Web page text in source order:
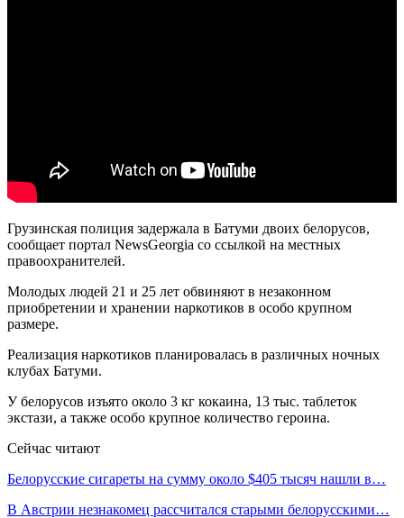
Грузинская полиция задержала в Батуми двоих белорусов,
сообщает портал NewsGeorgia со ссылкой на местных
правоохранителей.
Молодых людей 21 и 25 лет обвиняют в незаконном
приобретении и хранении наркотиков в особо крупном
размере.
Реализация наркотиков планировалась в различных ночных
клубах Батуми.
У белорусов изъято около 3 кг кокаина, 13 тыс. таблеток
экстази, а также особо крупное количество героина.
Сейчас читают
Белорусские сигареты на сумму около $405 тысяч нашли в…
В Австрии незнакомец рассчитался старыми белорусскими…